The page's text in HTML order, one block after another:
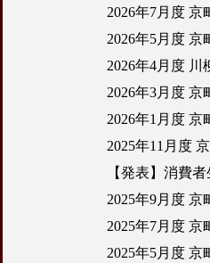
2026年7月度 京
2026年5月度 京
2026年4月度 川
2026年3月度 京
2026年1月度 京
2025年11月度
【発表】消費
2025年9月度 京
2025年7月度 京
2025年5月度 京